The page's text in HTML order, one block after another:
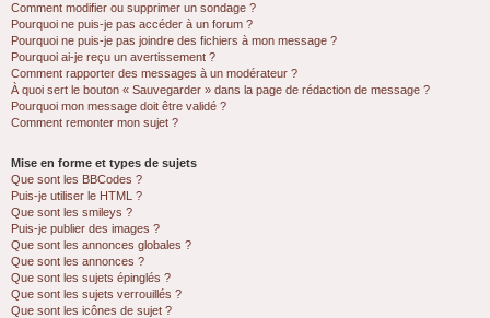
Comment modifier ou supprimer un sondage ?
Pourquoi ne puis-je pas accéder à un forum ?
Pourquoi ne puis-je pas joindre des fichiers à mon message ?
Pourquoi ai-je reçu un avertissement ?
Comment rapporter des messages à un modérateur ?
À quoi sert le bouton « Sauvegarder » dans la page de rédaction de message ?
Pourquoi mon message doit être validé ?
Comment remonter mon sujet ?
Mise en forme et types de sujets
Que sont les BBCodes ?
Puis-je utiliser le HTML ?
Que sont les smileys ?
Puis-je publier des images ?
Que sont les annonces globales ?
Que sont les annonces ?
Que sont les sujets épinglés ?
Que sont les sujets verrouillés ?
Que sont les icônes de sujet ?